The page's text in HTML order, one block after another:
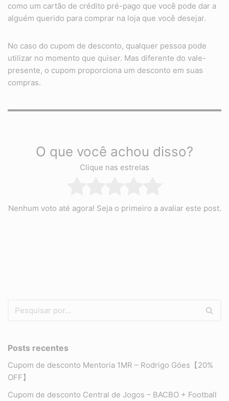
como um cartão de crédito pré-pago que você pode dar a
alguém querido para comprar na loja que você desejar.
No caso do cupom de desconto, qualquer pessoa pode
utilizar no momento que quiser. Mas diferente do vale-
presente, o cupom proporciona um desconto em suas
compras.
O que você achou disso?
Clique nas estrelas
Nenhum voto até agora! Seja o primeiro a avaliar este post.
Posts recentes
Cupom de desconto Mentoria 1MR – Rodrigo Góes【20%
OFF】
Cupom de desconto Central de Jogos – BACBO + Football